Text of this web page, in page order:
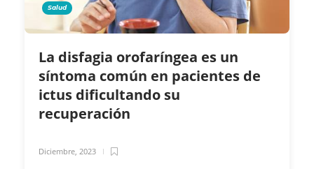
Salud
La disfagia orofaríngea es un
síntoma común en pacientes de
ictus dificultando su
recuperación
Diciembre, 2023